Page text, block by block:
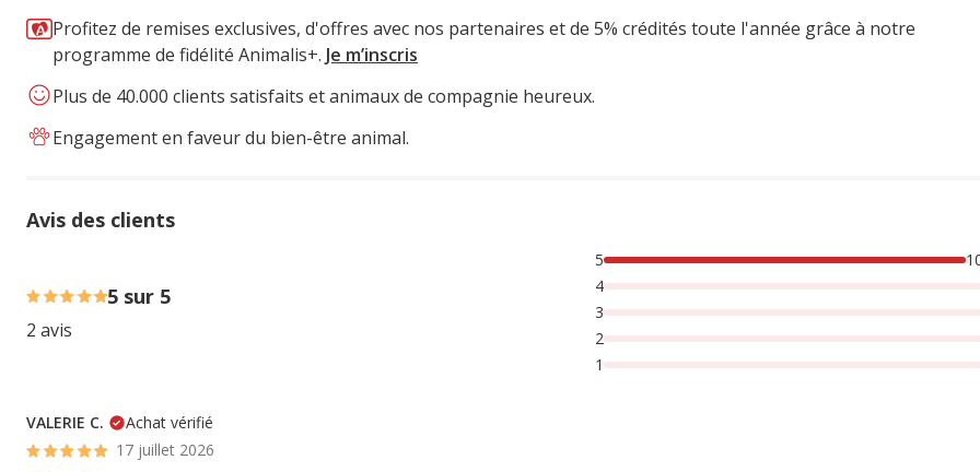
Profitez de remises exclusives, d'offres avec nos partenaires et de 5% crédités toute l'année grâce à notre
programme de fidélité Animalis+. Je m’inscris
Plus de 40.000 clients satisfaits et animaux de compagnie heureux.
Engagement en faveur du bien-être animal.
Avis des clients
5 sur 5
2 avis
5
4
3
2
1
VALERIE C.
Achat vérifié
17 juillet 2026